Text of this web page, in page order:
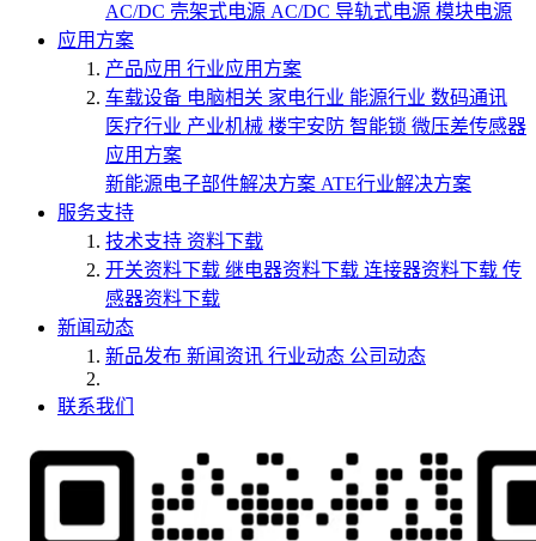
AC/DC 壳架式电源 AC/DC 导轨式电源 模块电源
应用方案
产品应用 行业应用方案
车载设备 电脑相关 家电行业 能源行业 数码通讯
医疗行业 产业机械 楼宇安防 智能锁 微压差传感器
应用方案
新能源电子部件解决方案 ATE行业解决方案
服务支持
技术支持 资料下载
开关资料下载 继电器资料下载 连接器资料下载 传
感器资料下载
新闻动态
新品发布 新闻资讯 行业动态 公司动态
联系我们